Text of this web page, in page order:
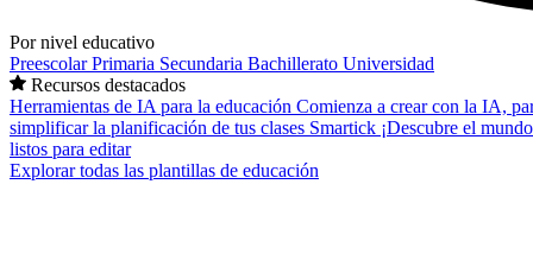
Por nivel educativo
PreescolarPrimaria Secundaria Bachillerato Universidad
Recursos destacados
Herramientas de IA para la educación Comienza a crear con la IA,
simplificar la planificación de tus clases Smartick ¡Descubre el
listos para editar
Explorar todas las plantillas de educación